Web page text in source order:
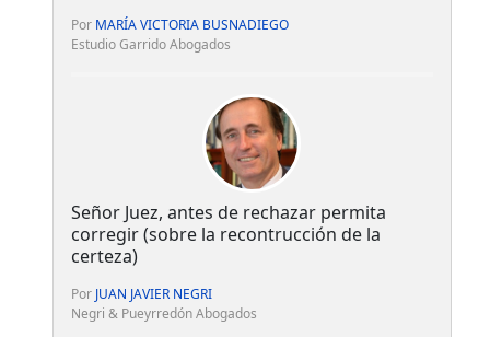
Por MARÍA VICTORIA BUSNADIEGO
Estudio Garrido Abogados
Señor Juez, antes de rechazar permita
corregir (sobre la recontrucción de la
certeza)
Por JUAN JAVIER NEGRI
Negri & Pueyrredón Abogados